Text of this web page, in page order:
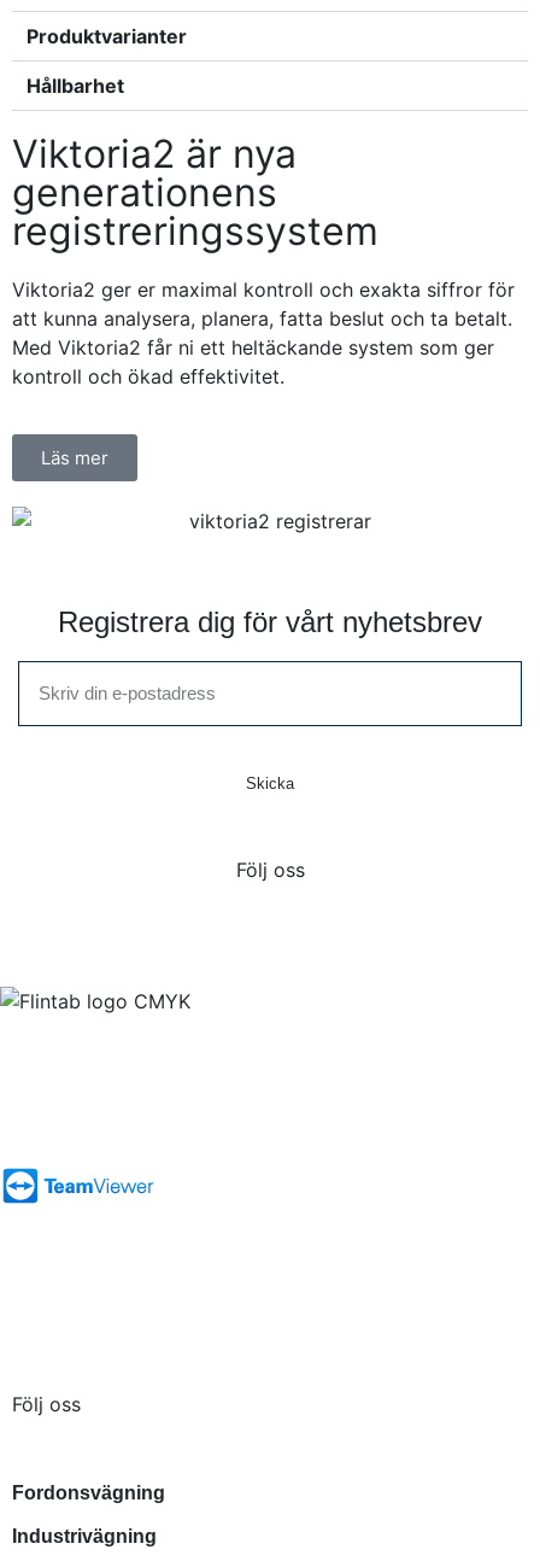
Produktvarianter
Hållbarhet
Viktoria2 är nya
generationens
registreringssystem
Viktoria2 ger er maximal kontroll och exakta siffror för
att kunna analysera, planera, fatta beslut och ta betalt.
Med Viktoria2 får ni ett heltäckande system som ger
kontroll och ökad effektivitet.
Läs mer
Registrera dig för vårt nyhetsbrev
Skicka
Följ oss
Följ oss
Fordonsvägning
Industrivägning